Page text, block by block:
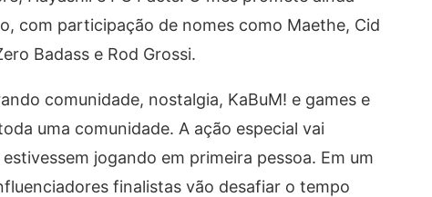
com participação de nomes como Maethe, Cid
Badass e Rod Grossi.
comunidade, nostalgia, KaBuM! e games e
uma comunidade. A ação especial vai
jogando em primeira pessoa. Em um
finalistas vão desafiar o tempo